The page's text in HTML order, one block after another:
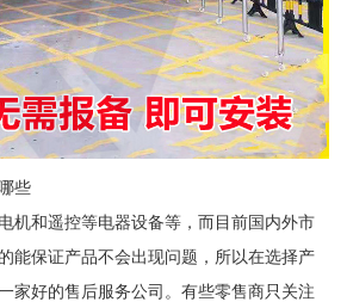
些
机和遥控等电器设备等，而目前国内外市
能保证产品不会出现问题，所以在选择产
家好的售后服务公司。有些零售商只关注